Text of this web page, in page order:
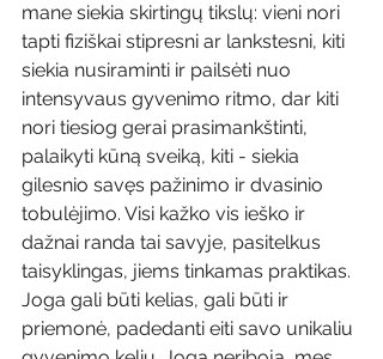
mane siekia skirtingų tikslų: vieni nori
tapti fiziškai stipresni ar lankstesni, kiti
siekia nusiraminti ir pailsėti nuo
intensyvaus gyvenimo ritmo, dar kiti
nori tiesiog gerai prasimankštinti,
palaikyti kūną sveiką, kiti - siekia
gilesnio savęs pažinimo ir dvasinio
tobulėjimo. Visi kažko vis ieško ir
dažnai randa tai savyje, pasitelkus
taisyklingas, jiems tinkamas praktikas.
Joga gali būti kelias, gali būti ir
priemonė, padedanti eiti savo unikaliu